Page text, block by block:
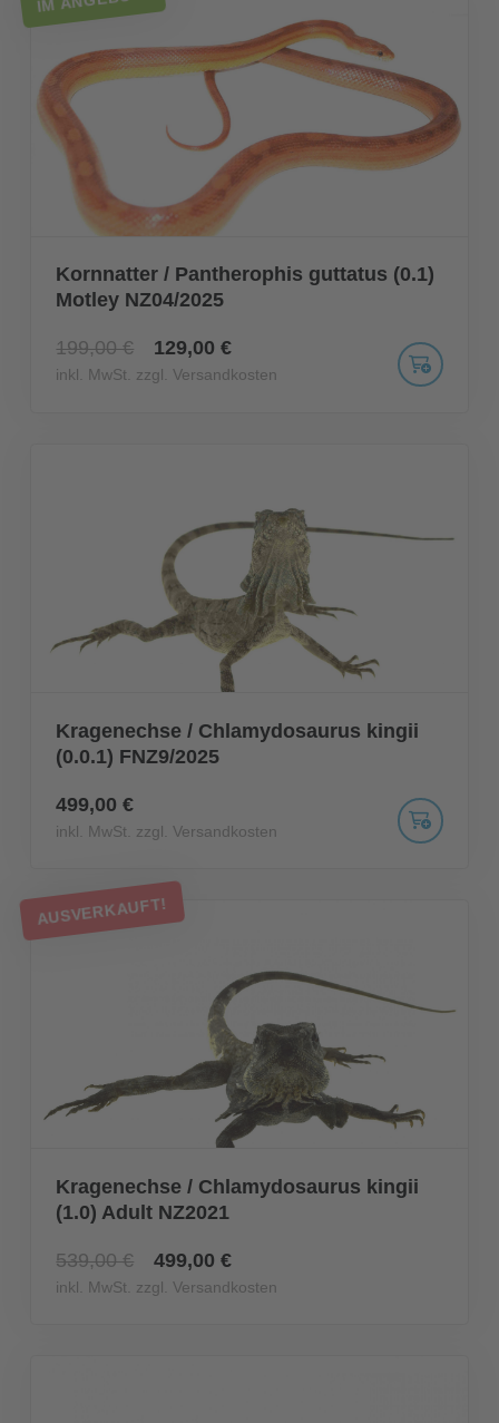
Kornnatter / Pantherophis guttatus (0.1)
Motley NZ04/2025
199,00 € 129,00 €
inkl. MwSt. zzgl. Versandkosten
Kragenechse / Chlamydosaurus kingii
(0.0.1) FNZ9/2025
499,00 €
inkl. MwSt. zzgl. Versandkosten
Kragenechse / Chlamydosaurus kingii
(1.0) Adult NZ2021
539,00 € 499,00 €
inkl. MwSt. zzgl. Versandkosten
AUSVERKAUFT!